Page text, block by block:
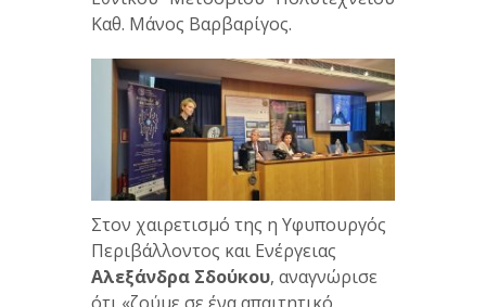
Καθ. Μάνος Βαρβαρίγος.
Στον χαιρετισμό της η Υφυπουργός
Περιβάλλοντος και Ενέργειας
Αλεξάνδρα Σδούκου, αναγνώρισε